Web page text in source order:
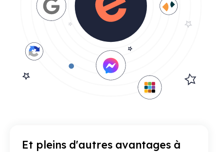
Et pleins d'autres avantages à